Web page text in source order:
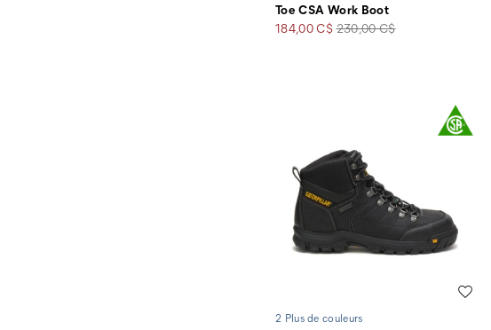
Toe CSA Work Boot
Prix
184,00 C$Prix
230,00 C$
2 Plus de couleurs